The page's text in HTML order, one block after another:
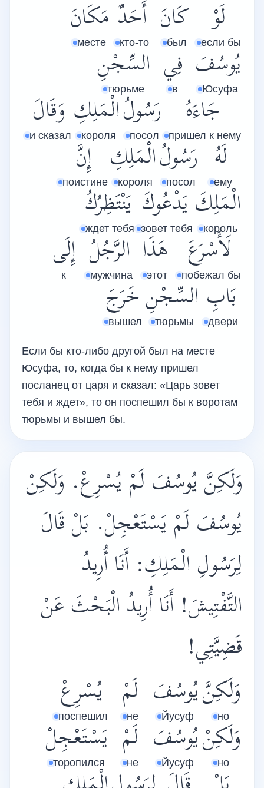
لَوْ
если бы
كَانَ
был
أَحَدٌ
кто-то
مَكَانَ
месте
يُوسُفَ
Юсуфа
فِي
в
السِّجْنِ
тюрьме
جَاءَهُ
пришел к нему
رَسُولُ
посол
الْمَلِكِ
короля
وَقَالَ
и сказал
لَهُ
ему
رَسُولُ
посол
الْمَلِكِ
короля
إِنَّ
поистине
الْمَلِكَ
король
يَدْعُوكَ
зовет тебя
يَنْتَظِرُكُ
ждет тебя
لَأَسْرَعَ
побежал бы
هَذَا
этот
الرَّجُلُ
мужчина
إِلَى
к
بَابِ
двери
السِّجْنِ
тюрьмы
خَرَجَ
вышел
Если бы кто-либо другой был на месте
Юсуфа, то, когда бы к нему пришел
посланец от царя и сказал: «Царь зовет
тебя и ждет», то он поспешил бы к воротам
тюрьмы и вышел бы.
وَلَكِنَّ يُوسُفَ لَمْ يُسْرِعْ. وَلَكِنْ
يُوسُفَ لَمْ يَسْتَعْجِلْ. بَلْ قَالَ
لِرَسُولِ الْمَلِكِ: أَنَا أُرِيدُ
التَّفْتِيشَ! أَنَا أُرِيدُ الْبَحْثَ عَنْ
قَضِيَّتِي!
وَلَكِنَّ
но
يُوسُفَ
Йусуф
لَمْ
не
يُسْرِعْ
поспешил
وَلَكِنْ
но
يُوسُفَ
Йусуф
لَمْ
не
يَسْتَعْجِلْ
торопился